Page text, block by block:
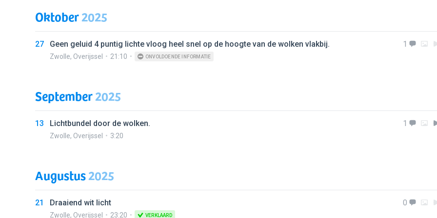
Oktober2025
27 Geen geluid 4 puntig lichte vloog heel snel op de hoogte van de wolken vlakbij.
Zwolle, Overijssel 21:10 ONVOLDOENDE INFORMATIE
1
September2025
13 Lichtbundel door de wolken.
Zwolle, Overijssel 3:20
1
Augustus2025
21 Draaiend wit licht
Zwolle, Overijssel 23:20 VERKLAARD
0